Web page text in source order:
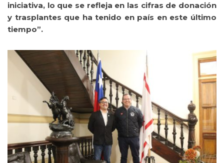
iniciativa, lo que se refleja en las cifras de donación
y trasplantes que ha tenido en país en este último
tiempo”.